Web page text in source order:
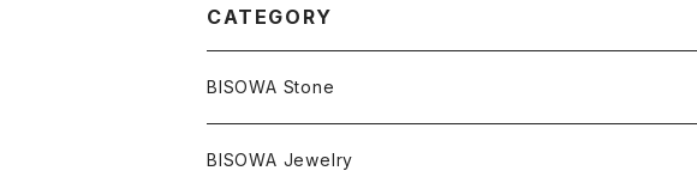
CATEGORY
BISOWA Stone
マスタークリスタル / 水晶
BISOWA Jewelry